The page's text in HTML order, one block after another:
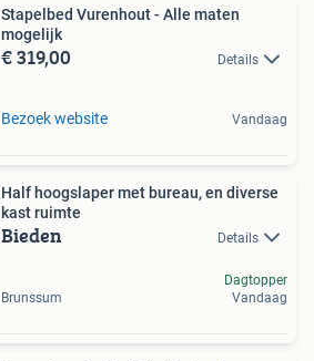
Stapelbed Vurenhout - Alle maten
mogelijk
€ 319,00 Details
Bezoek website Vandaag
Half hoogslaper met bureau, en diverse
kast ruimte
Bieden Details
Brunssum
Dagtopper
Vandaag